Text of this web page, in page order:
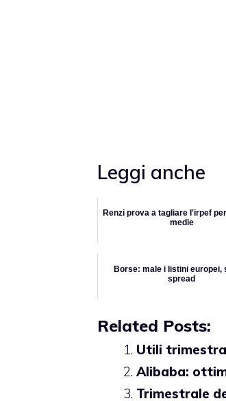
Leggi anche
Renzi prova a tagliare l'irpef
medie
Borse: male i listini europei,
spread
Related Posts:
Utili
Alibaba:
Trimestrale